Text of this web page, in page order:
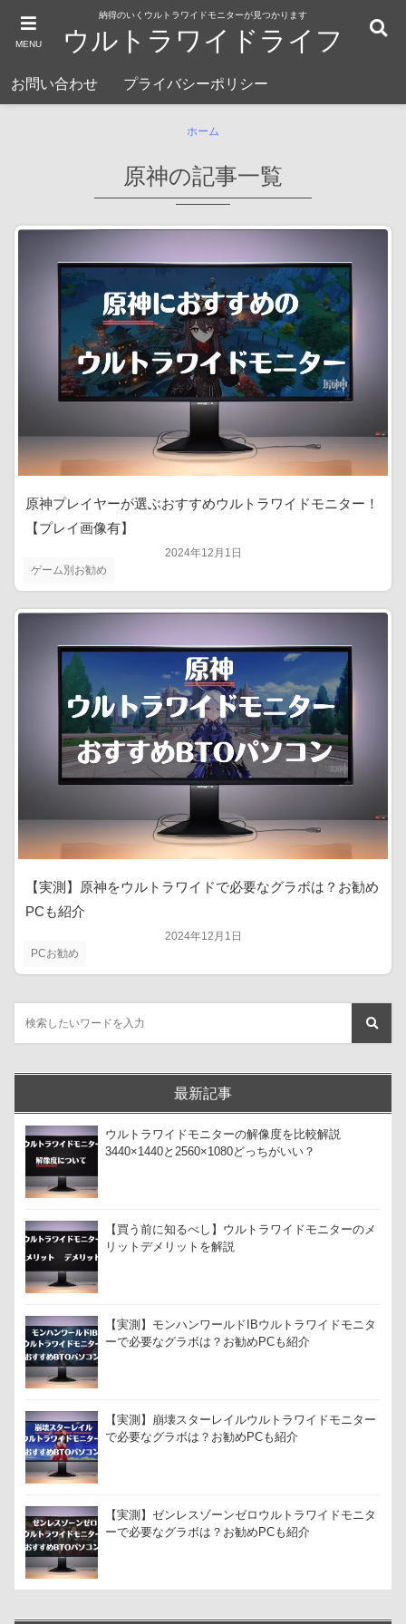
MENU
納得のいくウルトラワイドモニターが見つかります
ウルトラワイドライフ
お問い合わせ プライバシーポリシー
ホーム
原神の記事一覧
ゲーム別お勧め
2024年12月1日
原神プレイヤーが選ぶおすすめウルトラワイドモニター！
【プレイ画像有】
PCお勧め
2024年12月1日
【実測】原神をウルトラワイドで必要なグラボは？お勧め
PCも紹介
最新記事
ウルトラワイドモニターの解像度を比較解説
3440×1440と2560×1080どっちがいい？
【買う前に知るべし】ウルトラワイドモニターのメ
リットデメリットを解説
【実測】モンハンワールドIBウルトラワイドモニタ
ーで必要なグラボは？お勧めPCも紹介
【実測】崩壊スターレイルウルトラワイドモニター
で必要なグラボは？お勧めPCも紹介
【実測】ゼンレスゾーンゼロウルトラワイドモニタ
ーで必要なグラボは？お勧めPCも紹介